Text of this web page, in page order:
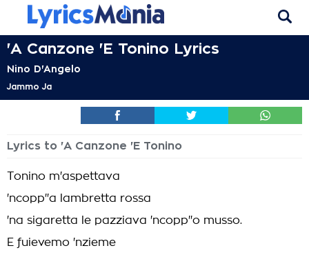
'A Canzone 'E Tonino Lyrics
Nino D'Angelo
Jammo Ja
Lyrics to 'A Canzone 'E Tonino
Tonino m'aspettava
'ncopp''a lambretta rossa
'na sigaretta le pazziava 'ncopp''o musso.
E fuievemo 'nzieme